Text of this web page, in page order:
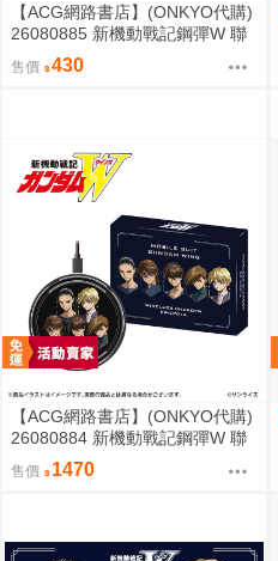
【ACG網路書店】(ONKYO代購)
26080885 新機動戰記鋼彈W 聯
名耳機 收納包
售價 430
【ACG網路書店】(ONKYO代購)
26080884 新機動戰記鋼彈W 聯
名耳機 專屬充電器
售價 1470